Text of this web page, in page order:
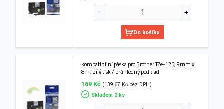
Do košíku
Kompatibilní páska pro Brother TZe-125, 9mm x
8m, bílý tisk / průhledný podklad
169 Kč (139,67 Kč bez DPH)
Skladem 2 ks